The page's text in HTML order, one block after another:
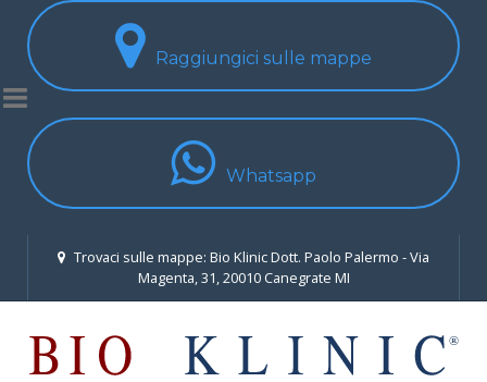
Raggiungici sulle mappe
Whatsapp
Trovaci sulle mappe: Bio Klinic Dott. Paolo Palermo - Via
Magenta, 31, 20010 Canegrate MI